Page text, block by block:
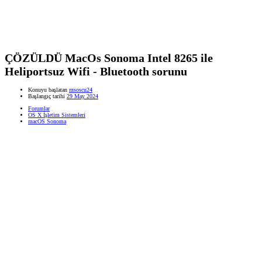
ÇÖZÜLDÜ MacOs Sonoma Intel 8265 ile
Heliportsuz Wifi - Bluetooth sorunu
Konuyu başlatan msoscu24
Başlangıç tarihi 29 May 2024
Forumlar
OS X İşletim Sistemleri
macOS Sonoma